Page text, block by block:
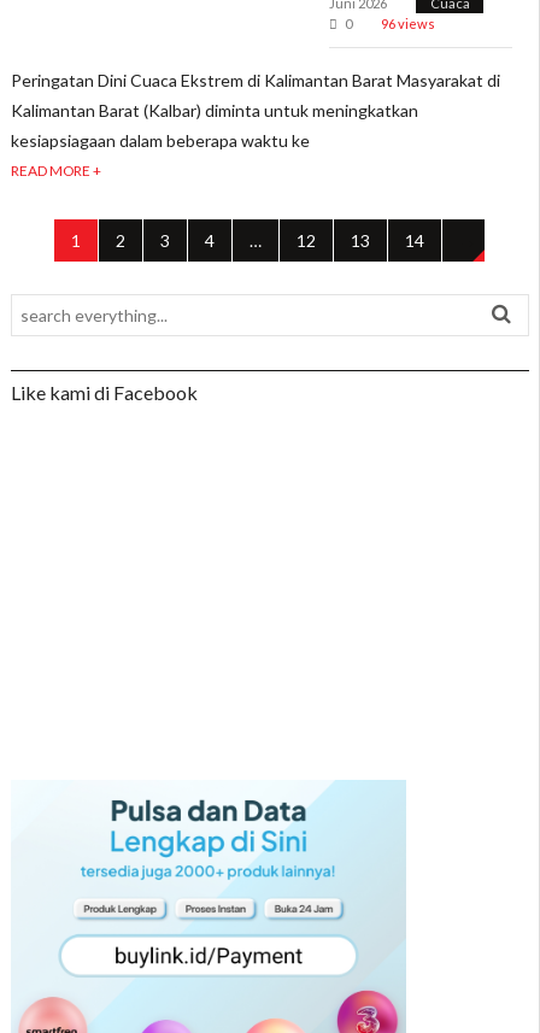
0
96 views
Peringatan Dini Cuaca Ekstrem di Kalimantan Barat Masyarakat di
Kalimantan Barat (Kalbar) diminta untuk meningkatkan
kesiapsiagaan dalam beberapa waktu ke
READ MORE +
1 2 3 4 … 12 13 14
Like kami di Facebook